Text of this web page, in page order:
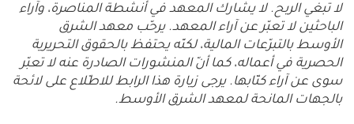
لا تبغي الربح. لا يشارك المعهد في أنشطة المناصرة، وآراء
الباحثين لا تعبّر عن آراء المعهد. يرحّب معهد الشرق
الأوسط بالتبرّعات المالية، لكنّه يحتفظ بالحقوق التحريرية
الحصرية في أعماله، كما أنّ المنشورات الصادرة عنه لا تعبّر
سوى عن آراء كتّابها. يرجى زيارة هذا الرابط للاطّلاع على لائحة
بالجهات المانحة لمعهد الشرق الأوسط.